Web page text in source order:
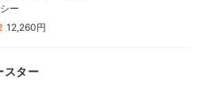
ー
12,260円
スター